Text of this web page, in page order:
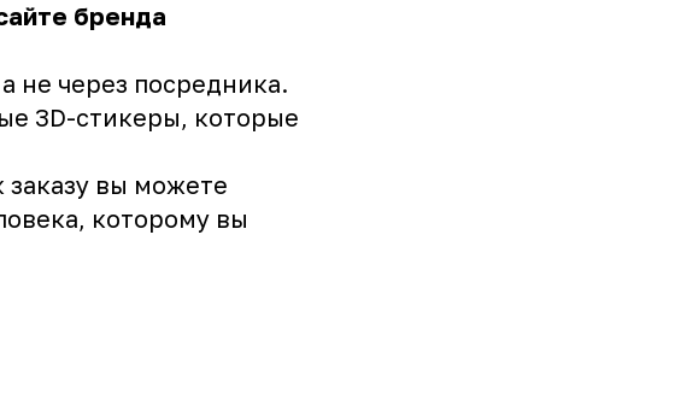
бренда
не через посредника.
3D-стикеры, которые
вы можете
которому вы